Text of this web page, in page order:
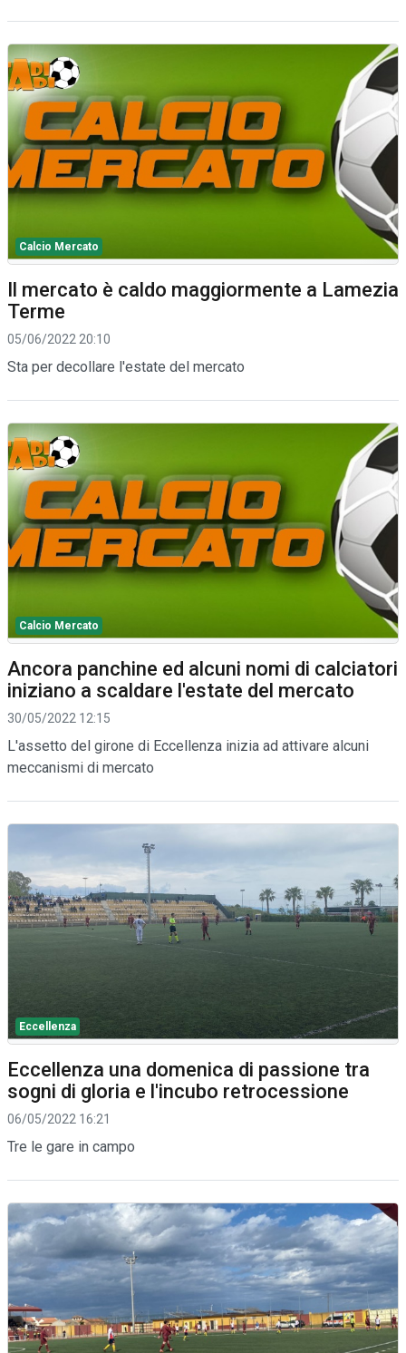
Calcio Mercato
Il mercato è caldo maggiormente a Lamezia
Terme
05/06/2022 20:10
Sta per decollare l'estate del mercato
Calcio Mercato
Ancora panchine ed alcuni nomi di calciatori
iniziano a scaldare l'estate del mercato
30/05/2022 12:15
L'assetto del girone di Eccellenza inizia ad attivare alcuni
meccanismi di mercato
Eccellenza
Eccellenza una domenica di passione tra
sogni di gloria e l'incubo retrocessione
06/05/2022 16:21
Tre le gare in campo